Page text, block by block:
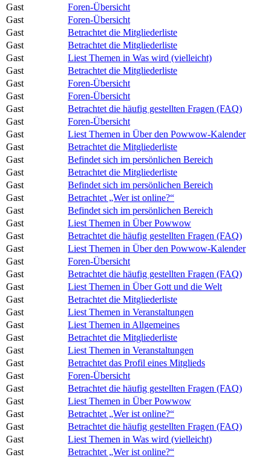
Gast
Foren-Übersicht
Gast
Foren-Übersicht
Gast
Betrachtet die Mitgliederliste
Gast
Betrachtet die Mitgliederliste
Gast
Liest Themen in Was wird (vielleicht)
Gast
Betrachtet die Mitgliederliste
Gast
Foren-Übersicht
Gast
Foren-Übersicht
Gast
Betrachtet die häufig gestellten Fragen (FAQ)
Gast
Foren-Übersicht
Gast
Liest Themen in Über den Powwow-Kalender
Gast
Betrachtet die Mitgliederliste
Gast
Befindet sich im persönlichen Bereich
Gast
Betrachtet die Mitgliederliste
Gast
Befindet sich im persönlichen Bereich
Gast
Betrachtet „Wer ist online?“
Gast
Befindet sich im persönlichen Bereich
Gast
Liest Themen in Über Powwow
Gast
Betrachtet die häufig gestellten Fragen (FAQ)
Gast
Liest Themen in Über den Powwow-Kalender
Gast
Foren-Übersicht
Gast
Betrachtet die häufig gestellten Fragen (FAQ)
Gast
Liest Themen in Über Gott und die Welt
Gast
Betrachtet die Mitgliederliste
Gast
Liest Themen in Veranstaltungen
Gast
Liest Themen in Allgemeines
Gast
Betrachtet die Mitgliederliste
Gast
Liest Themen in Veranstaltungen
Gast
Betrachtet das Profil eines Mitglieds
Gast
Foren-Übersicht
Gast
Betrachtet die häufig gestellten Fragen (FAQ)
Gast
Liest Themen in Über Powwow
Gast
Betrachtet „Wer ist online?“
Gast
Betrachtet die häufig gestellten Fragen (FAQ)
Gast
Liest Themen in Was wird (vielleicht)
Gast
Betrachtet „Wer ist online?“